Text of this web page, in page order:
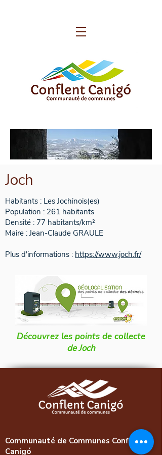
Joch
Habitants : Les Jochinois(es)
Population : 261 habitants
Densité : 77 habitants/km²
Maire : Jean-Claude GRAULE
Plus d'informations : https://www.joch.fr/
Découvrez les points de collecte
de Joch
Communauté de Communes Conflent
Canigó